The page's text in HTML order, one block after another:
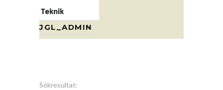
JGL_ADMIN
Sökresultat: